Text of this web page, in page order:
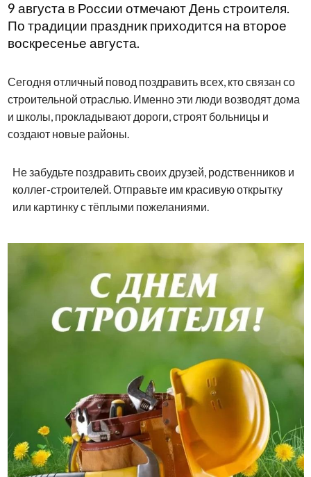
9 августа в России отмечают День строителя.
По традиции праздник приходится на второе
воскресенье августа.
Сегодня отличный повод поздравить всех, кто связан со
строительной отраслью. Именно эти люди возводят дома
и школы, прокладывают дороги, строят больницы и
создают новые районы.
Не забудьте поздравить своих друзей, родственников и
коллег-строителей. Отправьте им красивую открытку
или картинку с тёплыми пожеланиями.